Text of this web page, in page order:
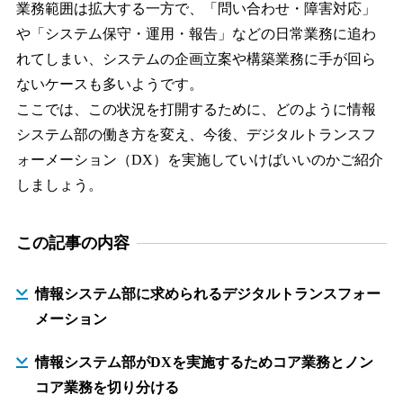
業務範囲は拡大する一方で、「問い合わせ・障害対応」
や「システム保守・運用・報告」などの日常業務に追わ
れてしまい、システムの企画立案や構築業務に手が回ら
ないケースも多いようです。
ここでは、この状況を打開するために、どのように情報
システム部の働き方を変え、今後、デジタルトランスフ
ォーメーション（DX）を実施していけばいいのかご紹介
しましょう。
この記事の内容
情報システム部に求められるデジタルトランスフォー
メーション
情報システム部がDXを実施するためコア業務とノン
コア業務を切り分ける